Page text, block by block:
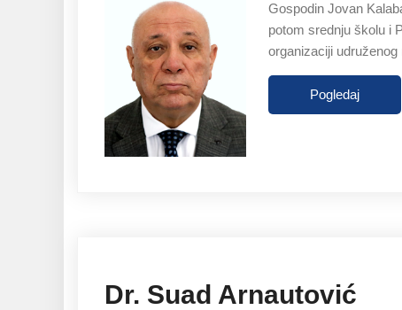
Gospodin Jovan
potom srednju školu i
organizaciji
Pogledaj
Dr. Suad Arnautović